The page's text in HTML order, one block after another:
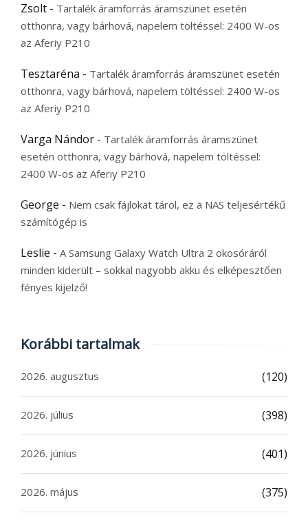
Zsolt - Tartalék áramforrás áramszünet esetén
otthonra, vagy bárhová, napelem töltéssel: 2400 W-os
az Aferiy P210
Tesztaréna - Tartalék áramforrás áramszünet esetén
otthonra, vagy bárhová, napelem töltéssel: 2400 W-os
az Aferiy P210
Varga Nándor - Tartalék áramforrás áramszünet
esetén otthonra, vagy bárhová, napelem töltéssel:
2400 W-os az Aferiy P210
George - Nem csak fájlokat tárol, ez a NAS teljesértékű
számítógép is
Leslie - A Samsung Galaxy Watch Ultra 2 okosóráról
minden kiderült – sokkal nagyobb akku és elképesztően
fényes kijelző!
Korábbi tartalmak
2026. augusztus (120)
2026. július (398)
2026. június (401)
2026. május (375)